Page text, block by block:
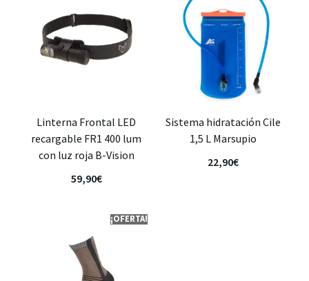
Linterna Frontal LED
recargable FR1 400 lum
con luz roja B-Vision
59,90€
Sistema hidratación Cile
1,5 L Marsupio
22,90€
¡OFERTA!